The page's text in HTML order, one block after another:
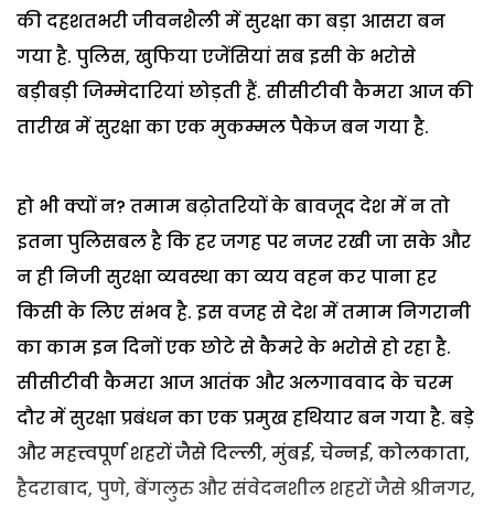
की दहशतभरी जीवनशैली में सुरक्षा का बड़ा आसरा बन
गया है. पुलिस, खुफिया एजेंसियां सब इसी के भरोसे
बड़ीबड़ी जिम्मेदारियां छोड़ती हैं. सीसीटीवी कैमरा आज की
तारीख में सुरक्षा का एक मुकम्मल पैकेज बन गया है.
हो भी क्यों न? तमाम बढ़ोतरियों के बावजूद देश में न तो
इतना पुलिसबल है कि हर जगह पर नजर रखी जा सके और
न ही निजी सुरक्षा व्यवस्था का व्यय वहन कर पाना हर
किसी के लिए संभव है. इस वजह से देश में तमाम निगरानी
का काम इन दिनों एक छोटे से कैमरे के भरोसे हो रहा है.
सीसीटीवी कैमरा आज आतंक और अलगाववाद के चरम
दौर में सुरक्षा प्रबंधन का एक प्रमुख हथियार बन गया है. बड़े
और महत्त्वपूर्ण शहरों जैसे दिल्ली, मुंबई, चेन्नई, कोलकाता,
हैदराबाद, पुणे, बेंगलुरु और संवेदनशील शहरों जैसे श्रीनगर,